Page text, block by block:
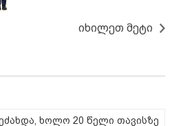
იხილეთ მეტი
ხოლო 20 წელი თავისზე